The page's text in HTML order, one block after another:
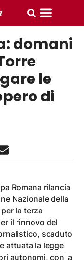
domani
le
di
Romana rilancia
Nazionale della
la terza
il rinnovo del
scaduto
attuata la legge
autonomi, con la